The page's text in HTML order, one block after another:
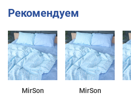
Рекомендуем
MirSon
MirSon